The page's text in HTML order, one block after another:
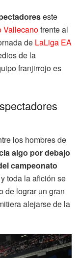
este
Vallecanofrente al
de LaLiga EA
de la
franjirrojo es
los hombres de
algo por debajo
campeonato
toda la afición se
de lograr un gran
alejarse de la